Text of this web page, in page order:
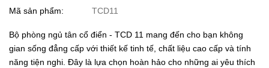
Mã sản phẩm: TCD11
Bộ phòng ngủ tân cổ điển - TCD 11 mang đến cho bạn không
gian sống đẳng cấp với thiết kế tinh tế, chất liệu cao cấp và tính
năng tiện nghi. Đây là lựa chọn hoàn hảo cho những ai yêu thích